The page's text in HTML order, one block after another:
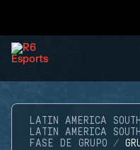
LATIN AMERICA
LATIN AMERICA
FASE DE GRUPO